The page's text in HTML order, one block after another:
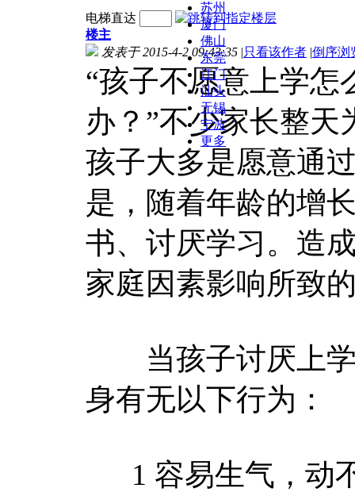
苏州
厦门
佛山
东莞
江门
汕头
无锡
宁波
更多
电梯直达
楼主
发表于 2015-4-2 09:43:35 |只看该作者 |倒序浏
“孩子不愿意上学怎
办？”不少家长整
孩子大多是愿意通
是，随着年龄的增
书、讨厌学习。造
家庭因素影响所致
当孩子讨厌上学
身有无以下行为：
1 容易生气，动